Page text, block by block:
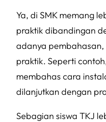
Ya, di SMK memang
praktik dibandingan
adanya
praktik. Seperti
membahas cara
dilanjutkan dengan
Sebagian siswa TKJ